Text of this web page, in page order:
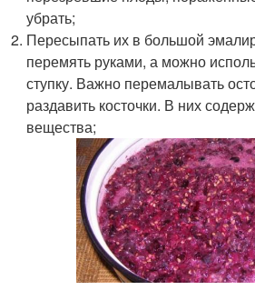
убрать;
Пересыпать их в большой
перемять руками, а можно
ступку. Важно перемалывать
раздавить косточки. В них
вещества;